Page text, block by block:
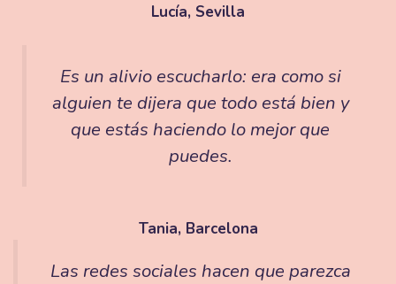
Lucía, Sevilla
Es un alivio escucharlo: era como si
alguien te dijera que todo está bien y
que estás haciendo lo mejor que
puedes.
Tania, Barcelona
Las redes sociales hacen que parezca